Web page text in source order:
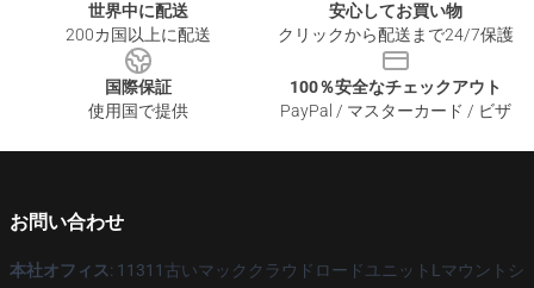
世界中に配送
200カ国以上に配送
安心してお買い物
クリックから配送まで24/7保護
国際保証
使用国で提供
100％安全なチェックアウト
PayPal / マスターカード / ビザ
お問い合わせ
本社オフィス: 11311古いマッククラウドロードユニットLマウントシ